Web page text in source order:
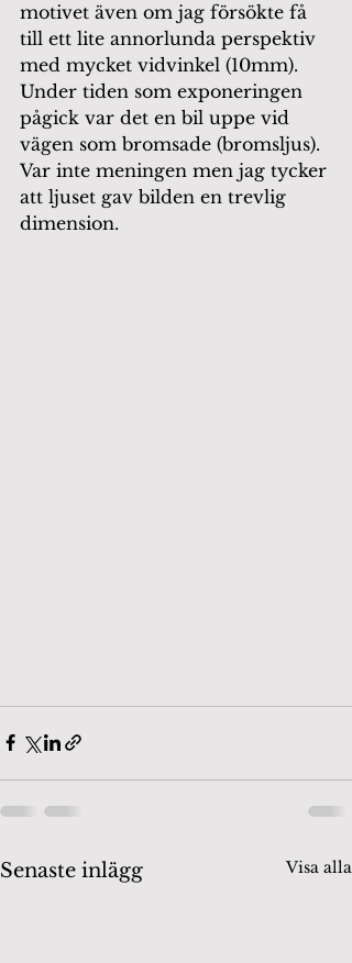
motivet även om jag försökte få
till ett lite annorlunda perspektiv
med mycket vidvinkel (10mm).
Under tiden som exponeringen
pågick var det en bil uppe vid
vägen som bromsade (bromsljus).
Var inte meningen men jag tycker
att ljuset gav bilden en trevlig
dimension.
Senaste inlägg Visa alla